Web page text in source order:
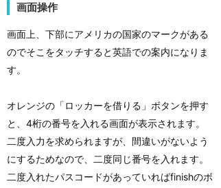
画面操作
画面上、下部にアメリカの国家のマークがある
のでそこをタッチすると英語での案内になりま
す。
オレンジの「ロッカーを借りる」ボタンを押す
と、4桁の番号を入れる画面が表示されます。
二度入力を求められますが、間違いがないよう
にするためなので、二度同じ番号を入れます。
二度入れたパスコードがあっていればfinishのボ